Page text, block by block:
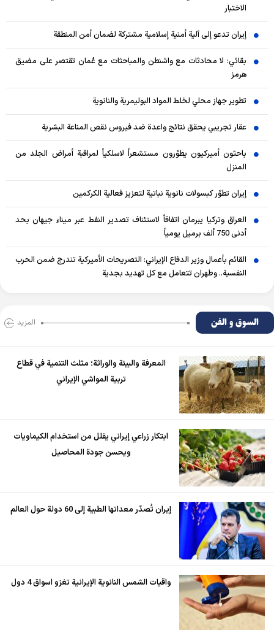
الاختبار
إيران تدعو إلى آلية أمنية إسلامية مشتركة لضمان أمن المنطقة
بقائي: لا محادثات مع واشنطن والمباحثات مع عُمان تقتصر على مضيق
هرمز
تطوير جهاز محلي لخلط المواد البوليمرية والنانوية
عقار تجريبي يحقق نتائج واعدة ضد فيروس نقص المناعة البشرية
باحثون أميركيون يطوّرون مستشعراً لاسلكياً لمراقبة أمراض الجلد من
المنزل
إيران تطوّر كبسولات نانوية نباتية لتعزيز فعالية الكركمين
العراق وتركيا يبرمان اتفاقاً لاستئناف تصدير النفط عبر ميناء جيهان بحد
أدنى 750 ألف برميل يومياً
القائم بأعمال وزير الدفاع الإيراني: التصريحات الأميركية تندرج ضمن الحرب
النفسية.. وطهران تتعامل مع كل تهديد بجدية
السوق و الفن المزید
المعرفة والبيئة والوراثة؛ مثلث التنمية في قطاع
تربية المواشي الإيراني
ابتكار زراعي إيراني يقلل من استخدام الكيماويات
ويحسن جودة المحاصيل
إيران تُصدّر معداتها الطبية إلى 60 دولة حول العالم
واقيات الشمس النانوية الإيرانية تغزو اسواق 4 دول